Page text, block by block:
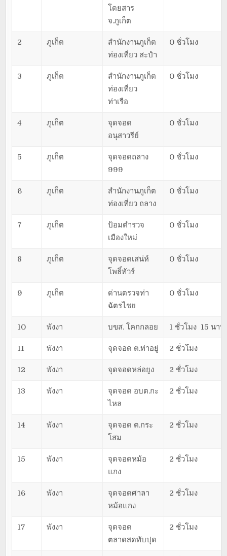
โดยสาร
จ.ภูเก็ต
2 ภูเก็ต
สำนักงานภูเก็ต
ท่องเที่ยว สะปำ
0 ชั่วโมง
3 ภูเก็ต
สำนักงานภูเก็ต
ท่องเที่ยว
ท่าเรือ
0 ชั่วโมง
4 ภูเก็ต
จุดจอด
อนุสาวรีย์
0 ชั่วโมง
5 ภูเก็ต
จุดจอดถลาง
999
0 ชั่วโมง
6 ภูเก็ต
สำนักงานภูเก็ต
ท่องเที่ยว ถลาง
0 ชั่วโมง
7 ภูเก็ต
ป้อมตำรวจ
เมืองใหม่
0 ชั่วโมง
8 ภูเก็ต
จุดจอดเสน่ห์
โพธิ์ทัวร์
0 ชั่วโมง
9 ภูเก็ต
ด่านตรวจท่า
ฉัตรไชย
0 ชั่วโมง
10 พังงา บขส. โคกกลอย 1 ชั่วโมง 15 นาที
11 พังงา จุดจอด ต.ท่าอยู่ 2 ชั่วโมง
12 พังงา จุดจอดหล่อยูง 2 ชั่วโมง
13 พังงา
จุดจอด อบต.กะ
ไหล
2 ชั่วโมง
14 พังงา
จุดจอด ต.กระ
โสม
2 ชั่วโมง
15 พังงา
จุดจอดหม้อ
แกง
2 ชั่วโมง
16 พังงา
จุดจอดศาลา
หม้อแกง
2 ชั่วโมง
17 พังงา
จุดจอด
ตลาดสดทับปุด
2 ชั่วโมง